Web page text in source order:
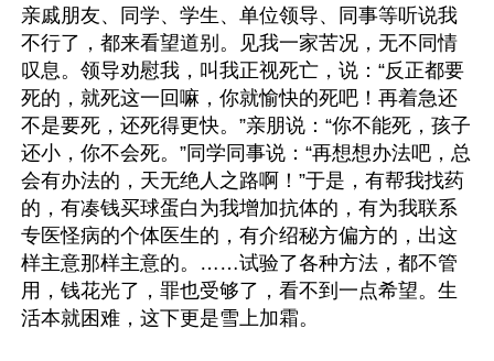
亲戚朋友、同学、学生、单位领导、同事等听说我
不行了，都来看望道别。见我一家苦况，无不同情
叹息。领导劝慰我，叫我正视死亡，说：“反正都要
死的，就死这一回嘛，你就愉快的死吧！再着急还
不是要死，还死得更快。”亲朋说：“你不能死，孩子
还小，你不会死。”同学同事说：“再想想办法吧，总
会有办法的，天无绝人之路啊！”于是，有帮我找药
的，有凑钱买球蛋白为我增加抗体的，有为我联系
专医怪病的个体医生的，有介绍秘方偏方的，出这
样主意那样主意的。……试验了各种方法，都不管
用，钱花光了，罪也受够了，看不到一点希望。生
活本就困难，这下更是雪上加霜。